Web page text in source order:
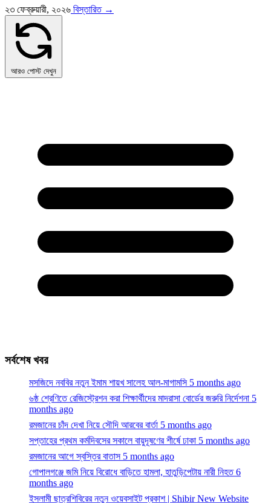
২৩ ফেব্রুয়ারী, ২০২৬ বিস্তারিত →
আরও পোস্ট দেখুন
সর্বশেষ খবর
ইসলামী ছাত্রশিবিরের নতুন ওয়েবসাইট প্রকাশ | Shibir New Website
Launch3 months ago
সৃষ্টিকুলের সবকিছু আল্লাহর নিয়ন্ত্রণে
৬ষ্ঠ শ্রেণিতে রেজিস্ট্রেশন করা শিক্ষার্থীদের মাদরাসা বোর্ডের জরুরি নির্দেশনা
months ago
রমজানের চাঁদ দেখা নিয়ে সৌদি আরবের বার্তা
সপ্তাহের প্রথম কর্মদিবসের সকালে বায়ুদূষণের শীর্ষে ঢাকা5 months ago
রমজানের আগে স্বস্তির বাতাস5 months ago
গোপালগঞ্জে জমি নিয়ে বিরোধে বাড়িতে হামলা, হাতুড়িপেটায় নারী নিহত
months ago
ইসলামী ছাত্রশিবিরের নতুন ওয়েবসাইট প্রকাশ | Shibir New Website
Launch3 months ago